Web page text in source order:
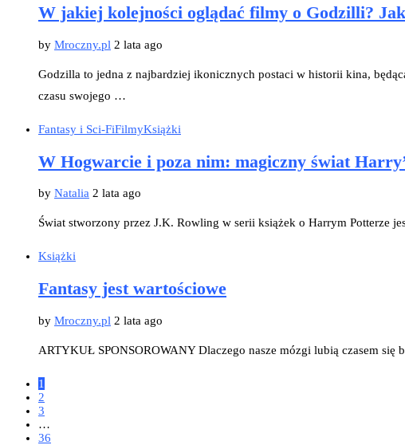
W jakiej kolejności oglądać filmy o Godzilli?
by Mroczny.pl 2 lata ago
Godzilla to jedna z najbardziej ikonicznych postaci w historii kina,
czasu swojego …
Fantasy i Sci-FiFilmyKsiążki
W Hogwarcie i poza nim: magiczny świat
by Natalia 2 lata ago
Świat stworzony przez J.K. Rowling w serii książek o Harrym Potterze
Książki
Fantasy jest wartościowe
by Mroczny.pl 2 lata ago
ARTYKUŁ SPONSOROWANY Dlaczego nasze mózgi lubią czasem
1
2
3
…
36